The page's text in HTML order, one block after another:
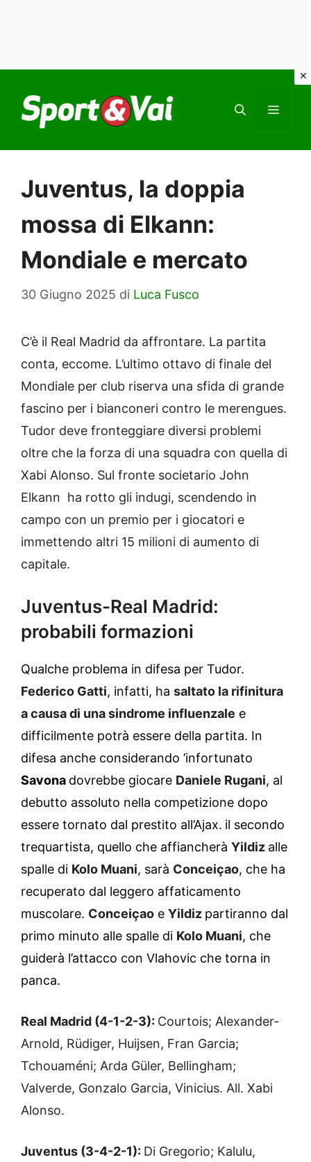
contenuto
Juventus, la doppia
mossa di Elkann:
Mondiale e mercato
30 Giugno 2025 di Luca Fusco
C’è il Real Madrid da affrontare. La partita
conta, eccome. L’ultimo ottavo di finale del
Mondiale per club riserva una sfida di grande
fascino per i bianconeri contro le merengues.
Tudor deve fronteggiare diversi problemi
oltre che la forza di una squadra con quella di
Xabi Alonso. Sul fronte societario John
Elkann ha rotto gli indugi, scendendo in
campo con un premio per i giocatori e
immettendo altri 15 milioni di aumento di
capitale.
Juventus-Real Madrid:
probabili formazioni
Qualche problema in difesa per Tudor.
Federico Gatti, infatti, ha saltato la rifinitura
a causa di una sindrome influenzale e
difficilmente potrà essere della partita. In
difesa anche considerando ’infortunato
Savona dovrebbe giocare Daniele Rugani, al
debutto assoluto nella competizione dopo
essere tornato dal prestito all’Ajax. il secondo
trequartista, quello che affiancherà Yildiz alle
spalle di Kolo Muani, sarà Conceiçao, che ha
recuperato dal leggero affaticamento
muscolare. Conceiçao e Yildiz partiranno dal
primo minuto alle spalle di Kolo Muani, che
guiderà l’attacco con Vlahovic che torna in
panca.
Real Madrid (4-1-2-3): Courtois; Alexander-
Arnold, Rüdiger, Huijsen, Fran Garcia;
Tchouaméni; Arda Güler, Bellingham;
Valverde, Gonzalo Garcia, Vinicius. All. Xabi
Alonso.
Juventus (3-4-2-1): Di Gregorio; Kalulu,